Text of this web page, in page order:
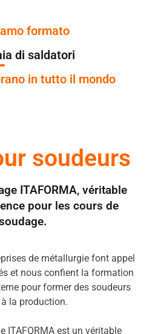
formato
di saldatori
in tutto il mondo
soudeurs
ITAFORMA, véritable
pour les cours de
de métallurgie font appel
et nous confient la formation
pour former des soudeurs
la production.
ITAFORMA est un véritable